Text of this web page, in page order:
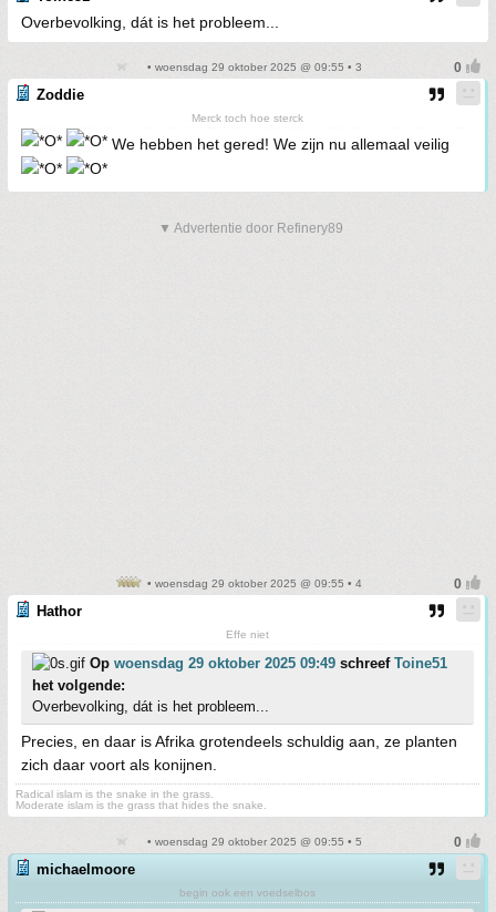
Overbevolking, dát is het probleem...
• woensdag 29 oktober 2025 @ 09:55 • 3
Zoddie
Merck toch hoe sterck
We hebben het gered! We zijn nu allemaal veilig
▼ Advertentie door Refinery89
• woensdag 29 oktober 2025 @ 09:55 • 4
Hathor
Effe niet
Op woensdag 29 oktober 2025 09:49 schreef Toine51
het volgende:
Overbevolking, dát is het probleem...
Precies, en daar is Afrika grotendeels schuldig aan, ze planten
zich daar voort als konijnen.
Radical islam is the snake in the grass.
Moderate islam is the grass that hides the snake.
• woensdag 29 oktober 2025 @ 09:55 • 5
michaelmoore
begin ook een voedselbos